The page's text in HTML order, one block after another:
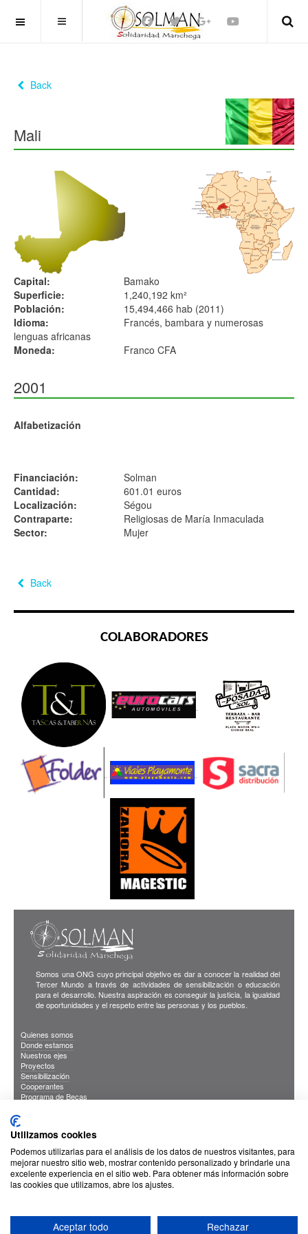
OFF CANVAS
Back
Mali
Capital:
Bamako
Superficie:
1,240,192 km²
Población:
15,494,466 hab (2011)
Idioma:
Francés, bambara y numerosas
lenguas africanas
Moneda:
Franco CFA
2001
Alfabetización
Financiación:
Solman
Cantidad:
601.01 euros
Localización:
Ségou
Contraparte:
Religiosas de María Inmaculada
Sector:
Mujer
Back
COLABORADORES
Somos una ONG cuyo principal objetivo es dar a conocer la realidad del
Tercer Mundo a través de actividades de sensibilización o educación
para el desarrollo. Nuestra aspiración es conseguir la justicia, la igualdad
de oportunidades y el respeto entre las personas y los pueblos.
Quienes somos
Donde estamos
Nuestros ejes
Proyectos
Sensibilización
Cooperantes
Programa de Becas
Sus Datos Seguros
Cookies
Proteccion de datos
Utilizamos cookies
Podemos utilizarlas para el análisis de los datos de nuestros visitantes, para
mejorar nuestro sitio web, mostrar contenido personalizado y brindarle una
excelente experiencia en el sitio web. Para obtener más información sobre
las cookies que utilizamos, abre los ajustes.
Aceptar todo Rechazar